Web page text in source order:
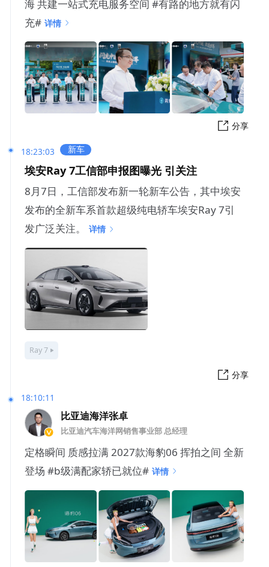
海 共建一站式充电服务空间 #有路的地方就有闪
充# 详情
分享
18:23:03 新车
埃安Ray 7工信部申报图曝光 引关注
8月7日，工信部发布新一轮新车公告，其中埃安
发布的全新车系首款超级纯电轿车埃安Ray 7引
发广泛关注。
详情
Ray 7
分享
18:10:11
比亚迪海洋张卓
比亚迪汽车海洋网销售事业部 总经理
定格瞬间 质感拉满 2027款海豹06 挥拍之间 全新
登场 #b级满配家轿已就位# 详情